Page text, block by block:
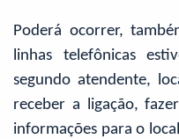
Poderá ocorrer,
linhas telefônicas
segundo atendente,
receber a ligação,
informações para o